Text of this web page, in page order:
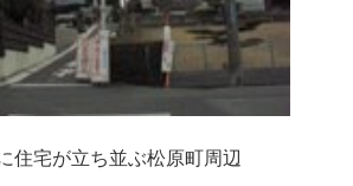
住宅が立ち並ぶ松原町周辺